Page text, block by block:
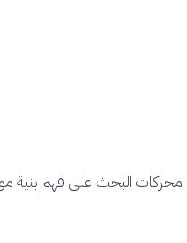
محركات البحث على فهم